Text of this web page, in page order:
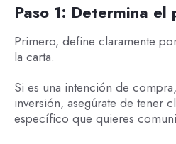
Paso 1: Determina el
Primero, define claramente
la carta.
Si es una intención de
inversión, asegúrate de tener
específico que quieres